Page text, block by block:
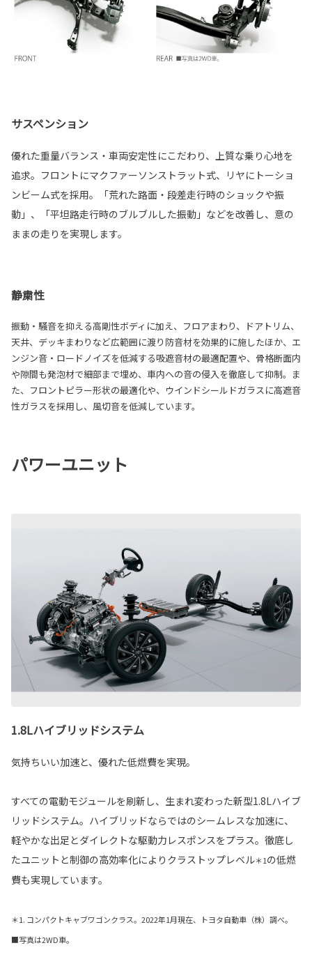
サスペンション
優れた重量バランス・車両安定性にこだわり、上質な乗り心地を
追求。フロントにマクファーソンストラット式、リヤにトーショ
ンビーム式を採用。「荒れた路面・段差走行時のショックや振
動」、「平坦路走行時のブルブルした振動」などを改善し、意の
ままの走りを実現します。
静粛性
振動・騒音を抑える高剛性ボディに加え、フロアまわり、ドアトリム、
天井、デッキまわりなど広範囲に渡り防音材を効果的に施したほか、エ
ンジン音・ロードノイズを低減する吸遮音材の最適配置や、骨格断面内
や隙間も発泡材で細部まで埋め、車内への音の侵入を徹底して抑制。ま
た、フロントピラー形状の最適化や、ウインドシールドガラスに高遮音
性ガラスを採用し、風切音を低減しています。
パワーユニット
1.8Lハイブリッドシステム
気持ちいい加速と、優れた低燃費を実現。
すべての電動モジュールを刷新し、生まれ変わった新型1.8Lハイブ
リッドシステム。ハイブリッドならではのシームレスな加速に、
軽やかな出足とダイレクトな駆動力レスポンスをプラス。徹底し
たユニットと制御の高効率化によりクラストップレベル＊1の低燃
費も実現しています。
＊1. コンパクトキャブワゴンクラス。2022年1月現在、トヨタ自動車（株）調べ。
■写真は2WD車。